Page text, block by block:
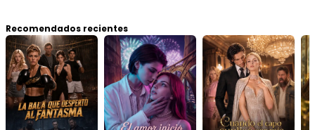
Recomendados recientes